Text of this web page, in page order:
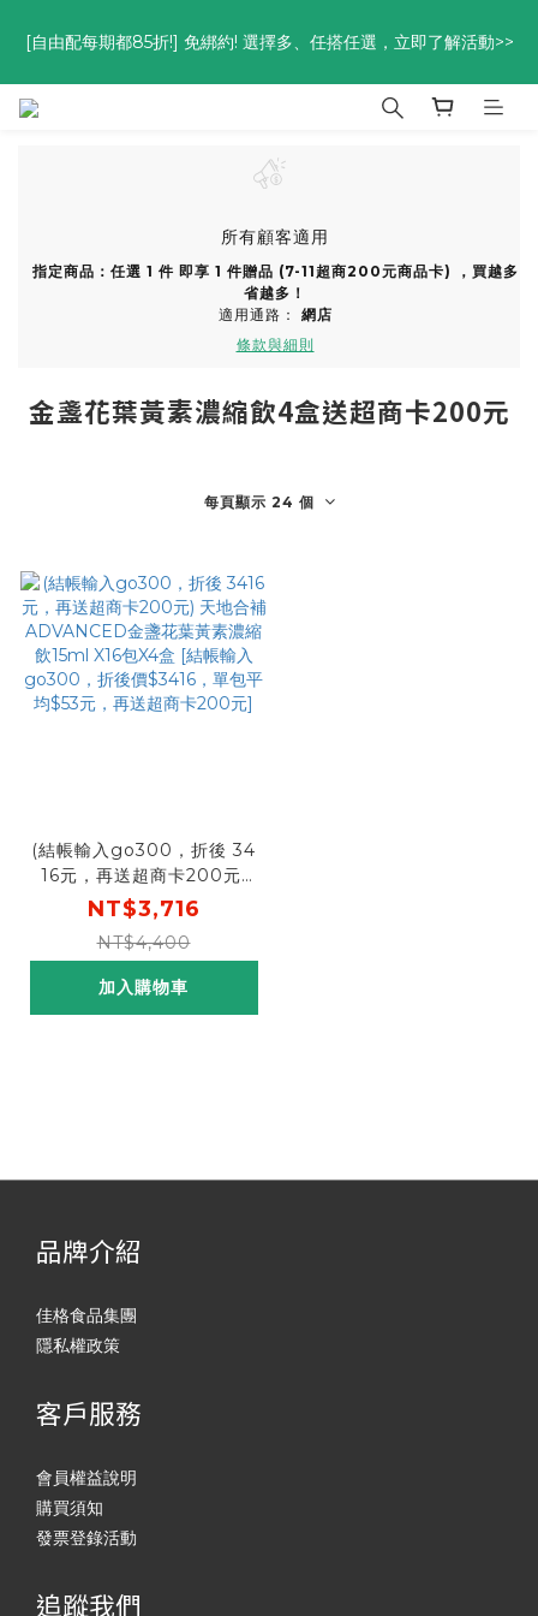
折
[自由配每期都85折!] 免綁約! 選擇多、任搭任選，立即了解活動>>
優惠碼<go300> $3,000折$300  優惠碼<go88> $5,000享88
所有顧客適用
指定商品：任選 1 件 即享 1 件贈品 (7-11超商200元商品卡) ，買越多
省越多！
適用通路： 網店
條款與細則
金盞花葉黃素濃縮飲4盒送超商卡200元
每頁顯示 24 個
(結帳輸入go300，折後 34
16元，再送超商卡200元)
天地合補 ADVANCED金盞
花葉黃素濃縮飲15ml X16包
X4盒 [結帳輸入go300，折
後價$3416，單包平均$53
元，再送超商卡200元]
NT$3,716
NT$4,400
加入購物車
品牌介紹
佳格食品集團
隱私權政策
客戶服務
會員權益說明
購買須知
發票登錄活動
追蹤我們